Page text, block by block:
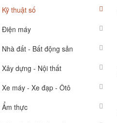
Kỹ thuật số
Điện máy
Nhà đất - Bất động sản
Xây dựng - Nội thất
Xe máy - Xe đạp - Ôtô
Ẩm thực